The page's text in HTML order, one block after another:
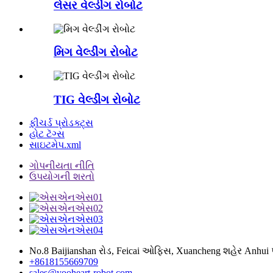
લેસર વેલ્ડીંગ રોબોટ
મિગ વેલ્ડીંગ રોબોટ
TIG વેલ્ડીંગ રોબોટ
ફીચર્ડ પ્રોડક્ટ્સ
હોટ ટૅગ્સ
સાઇટમેપ.xml
ગોપનીયતા નીતિ
ઉપયોગની શરતો
No.8 Baijianshan રોડ, Feicai ઓફિસ, Xuancheng શહેર Anhui
+8618155669709